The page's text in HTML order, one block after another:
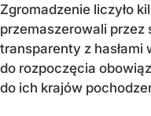
Zgromadzenie liczyło
przemaszerowali przez
transparenty z hasłami
do rozpoczęcia
do ich krajów